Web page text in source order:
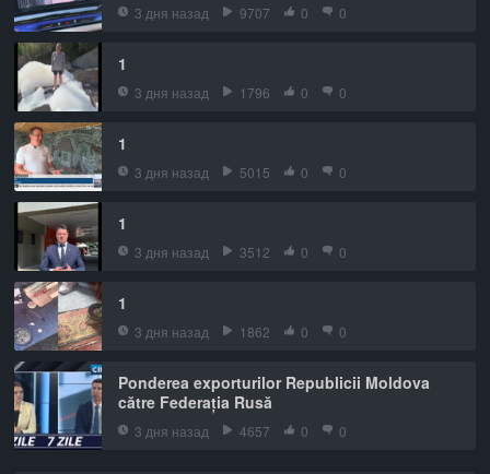
3 дня назад 9707 0 0
1
3 дня назад 1796 0 0
1
3 дня назад 5015 0 0
1
3 дня назад 3512 0 0
1
3 дня назад 1862 0 0
Ponderea exporturilor Republicii Moldova
către Federația Rusă
3 дня назад 4657 0 0